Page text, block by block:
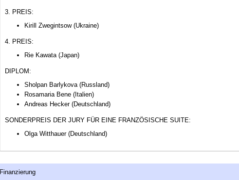
3. PREIS:
Kirill Zwegintsow (Ukraine)
4. PREIS:
Rie Kawata (Japan)
DIPLOM:
Sholpan Barlykova (Russland)
Rosamaria Bene (Italien)
Andreas Hecker (Deutschland)
SONDERPREIS DER JURY FÜR EINE FRANZÖSISCHE SUITE:
Olga Witthauer (Deutschland)
Finanzierung